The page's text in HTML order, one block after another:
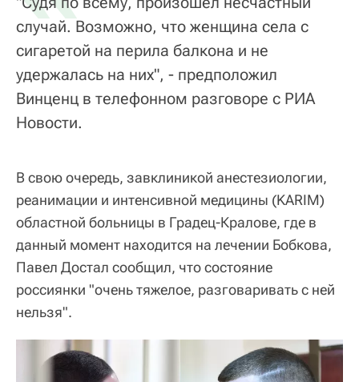
случай. Возможно, что женщина села с
сигаретой на перила балкона и не
удержалась на них", - предположил
Винценц в телефонном разговоре с РИА
Новости.
В свою очередь, завклиникой анестезиологии,
реанимации и интенсивной медицины (KARIM)
областной больницы в Градец-Кралове, где в
данный момент находится на лечении Бобкова,
Павел Достал сообщил, что состояние
россиянки "очень тяжелое, разговаривать с ней
нельзя".